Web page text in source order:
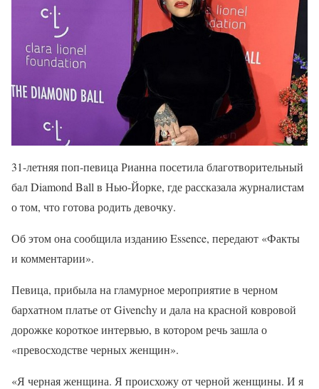
31-летняя поп-певица Рианна посетила благотворительный
бал Diamond Ball в Нью-Йорке, где рассказала журналистам
о том, что готова родить девочку.
Об этом она сообщила изданию Essence, передают «Факты
и комментарии».
Певица, прибыла на гламурное мероприятие в черном
бархатном платье от Givenchy и дала на красной ковровой
дорожке короткое интервью, в котором речь зашла о
«превосходстве черных женщин».
«Я черная женщина. Я происхожу от черной женщины. И я